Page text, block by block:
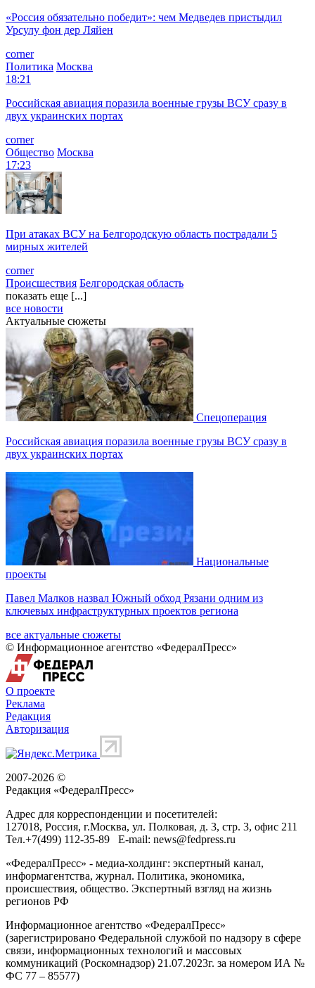
«Россия обязательно победит»: чем Медведев пристыдил
Урсулу фон дер Ляйен
corner
Политика Москва
18:21
Российская авиация поразила военные грузы ВСУ сразу в
двух украинских портах
corner
Общество Москва
17:23
При атаках ВСУ на Белгородскую область пострадали 5
мирных жителей
corner
Происшествия Белгородская область
показать еще [...]
все новости
Актуальные сюжеты
Спецоперация
Российская авиация поразила военные грузы ВСУ сразу в
двух украинских портах
Национальные
проекты
Павел Малков назвал Южный обход Рязани одним из
ключевых инфраструктурных проектов региона
все актуальные сюжеты
© Информационное агентство «ФедералПресс»
О проекте
Реклама
Редакция
Авторизация
2007-2026 ©
Редакция «ФедералПресс»
Адрес для корреспонденции и посетителей:
127018, Россия, г.Москва, ул. Полковая, д. 3, стр. 3, офис 211
Тел.+7(499) 112-35-89 E-mail: news@fedpress.ru
«ФедералПресс» - медиа-холдинг: экспертный канал,
информагентства, журнал. Политика, экономика,
происшествия, общество. Экспертный взгляд на жизнь
регионов РФ
Информационное агентство «ФедералПресс»
(зарегистрировано Федеральной службой по надзору в сфере
связи, информационных технологий и массовых
коммуникаций (Роскомнадзор) 21.07.2023г. за номером ИА №
ФС 77 – 85577)